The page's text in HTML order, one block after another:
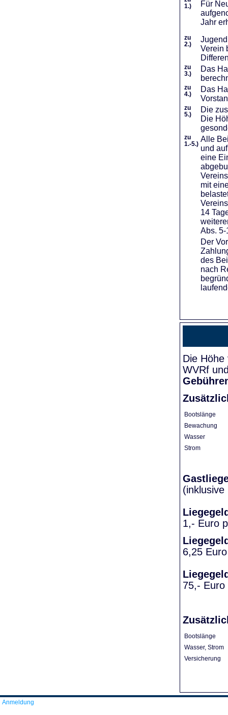
1.)
Für
Jahr
zu
2.)
Verein
zu
3.)
Das
zu
4.)
Das
zu
5.)
Die
Die
zu
1.-5.)
Alle
und
eine
mit
14
Abs.
Der
des
nach
Die
WVRf
Bootslänge
Bewachung
Wasser
Strom
1,- Euro
6,25
75,- Euro
Bootslänge
Wasser, Strom
Versicherung
Anmeldung